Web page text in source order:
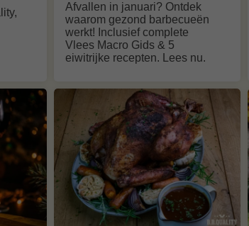
Afvallen in januari? Ontdek
waarom gezond barbecueën
werkt! Inclusief complete
Vlees Macro Gids & 5
eiwitrijke recepten. Lees nu.